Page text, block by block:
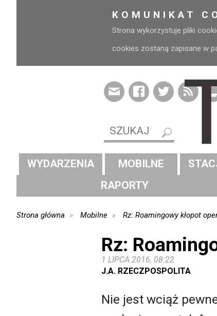
KOMUNIKAT
Strona wykorzystuje pliki
cookies zostaną zapisane w
WYDARZENIA MOBILNE
RAPORTY
Strona główna Mobilne Rz: Roamingowy kłopot
Rz:
1 LIPCA 2016, 08:22
J.A. RZECZPOSPOLITA
Nie jest wciąż